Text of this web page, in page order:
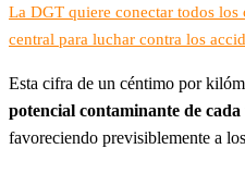
La DGT quiere conectar todos los
central para luchar contra los
Esta cifra de un céntimo por
potencial contaminante de
favoreciendo previsiblemente a